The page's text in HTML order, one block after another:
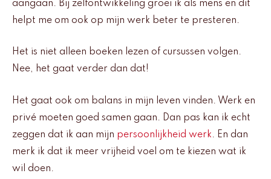
aangaan. Bij zelfontwikkeling groei ik als mens en dit
helpt me om ook op mijn werk beter te presteren.
Het is niet alleen boeken lezen of cursussen volgen.
Nee, het gaat verder dan dat!
Het gaat ook om balans in mijn leven vinden. Werk en
privé moeten goed samen gaan. Dan pas kan ik echt
zeggen dat ik aan mijn persoonlijkheid werk. En dan
merk ik dat ik meer vrijheid voel om te kiezen wat ik
wil doen.